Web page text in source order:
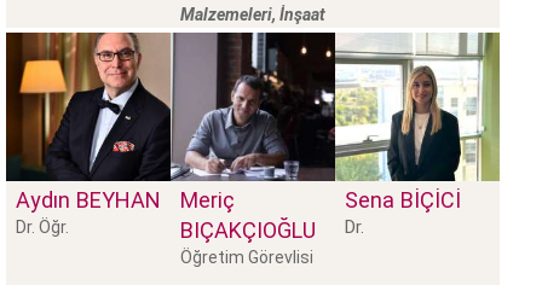
Malzemeleri, İnşaat
Mühend
Aydın BEYHAN
Dr. Öğr.
Meriç
BIÇAKÇIOĞLU
Öğretim Görevlisi
Sena BİÇİCİ
Dr.